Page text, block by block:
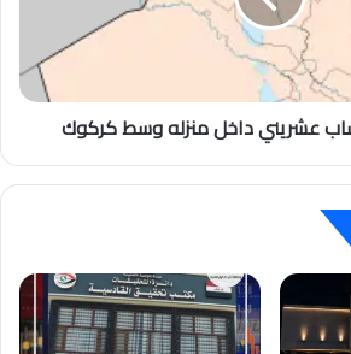
عشريني داخل منزله وسط كركوك